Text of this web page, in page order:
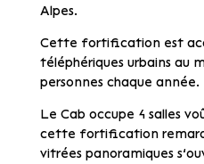
Alpes.
Cette fortification est
téléphériques urbains au
personnes chaque année.
Le Cab occupe 4 salles
cette fortification
vitrées panoramiques